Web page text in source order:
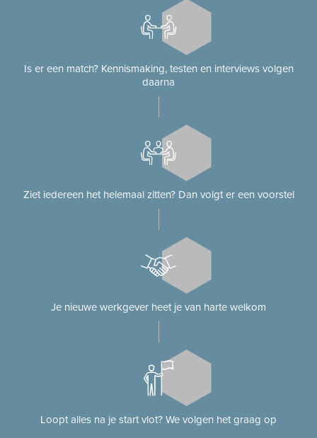
Is er een match? Kennismaking, testen en interviews volgen
daarna
Ziet iedereen het helemaal zitten? Dan volgt er een voorstel
Je nieuwe werkgever heet je van harte welkom
Loopt alles na je start vlot? We volgen het graag op